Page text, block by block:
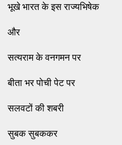
भूखे भारत के इस राज्यभिषेक
और
सत्यराम के वनगमन पर
बीता भर पोची पेट पर
सलवटों की शबरी
सुबक सुबककर